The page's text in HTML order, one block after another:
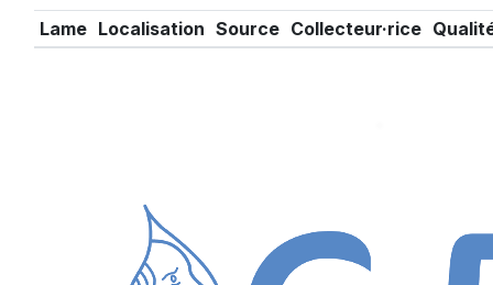
Lame Localisation Source Collecteur·rice